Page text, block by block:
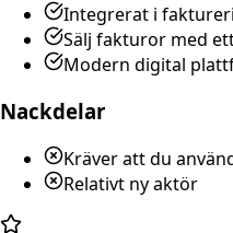
Integrerat i
Sälj fakturor med
Modern digital
Nackdelar
Kräver att du
Relativt ny aktör